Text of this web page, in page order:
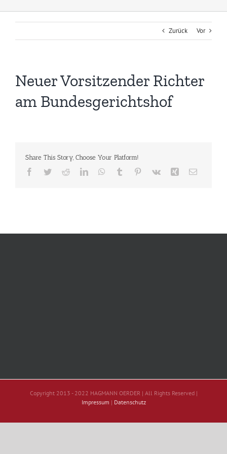
Zurück Vor
Neuer Vorsitzender Richter
am Bundesgerichtshof
Share This Story, Choose Your Platform!
Facebook
TwitterRedditLinkedInWhatsApp
Tumblr Pinterest
Vk Xing E-
Copyright 2013 - 2022 HAGMANN OERDER | All Rights Reserved |
Impressum | Datenschutz